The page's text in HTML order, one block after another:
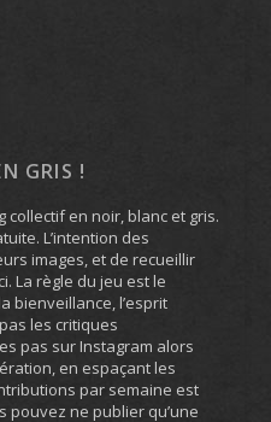
GRIS !
collectif en noir, blanc et gris.
L’intention des
images, et de recueillir
La règle du jeu est le
bienveillance, l’esprit
les critiques
pas sur Instagram alors
en espaçant les
par semaine est
pouvez ne publier qu’une